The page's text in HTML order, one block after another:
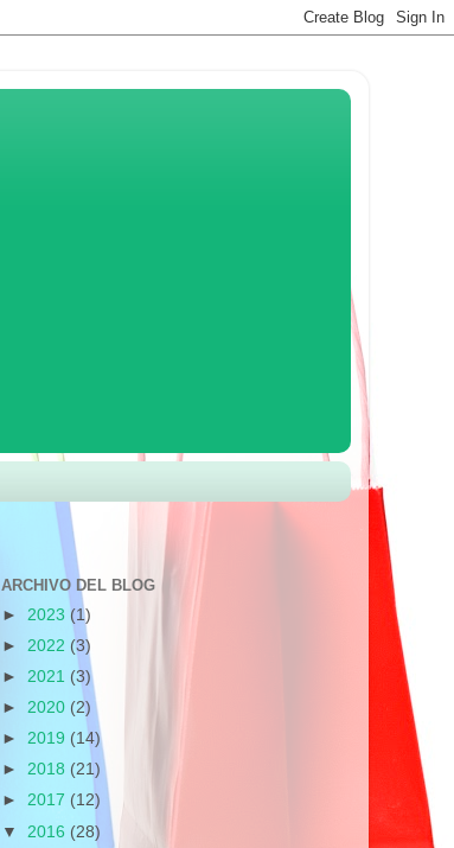
ARCHIVO DEL BLOG
► 2023 (1)
► 2022 (3)
► 2021 (3)
► 2020 (2)
► 2019 (14)
► 2018 (21)
► 2017 (12)
▼ 2016 (28)